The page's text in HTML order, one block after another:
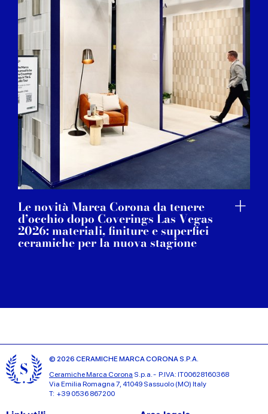
Le novità Marca Corona da tenere
d’occhio dopo Coverings Las Vegas
2026: materiali, finiture e superfici
ceramiche per la nuova stagione
© 2026 CERAMICHE MARCA CORONA S.P.A.
Ceramiche Marca Corona S.p.a. - P.IVA: IT00628160368
Via Emilia Romagna 7, 41049 Sassuolo (MO) Italy
T: +39 0536 867200